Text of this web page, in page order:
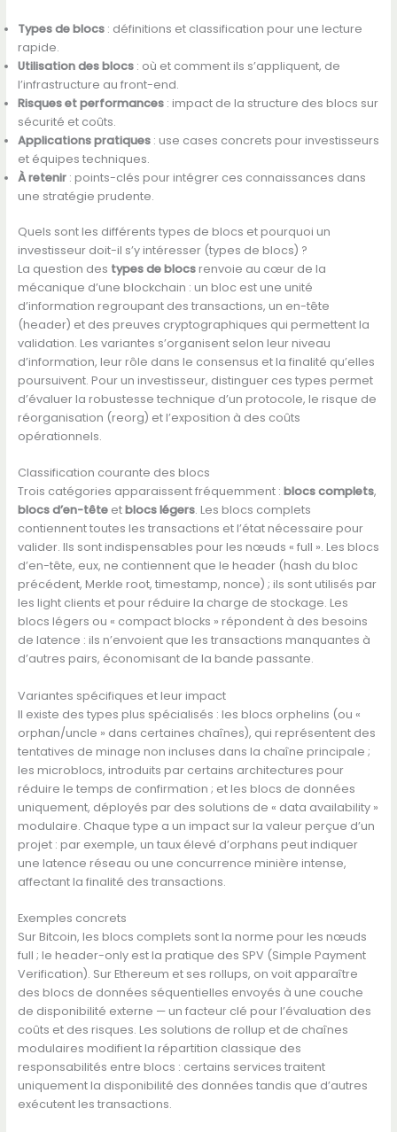
Types de blocs: définitions et classification pour une lecture
rapide.
Utilisation des blocs: où et comment ils s’appliquent, de
l’infrastructure au front-end.
Risques et performances: impact de la structure des blocs sur
sécurité et coûts.
Applications pratiques: use cases concrets pour investisseurs
et équipes techniques.
À retenir: points-clés pour intégrer ces connaissances dans
une stratégie prudente.
Quels sont les différents types de blocs et pourquoi un
investisseur doit-il s’y intéresser (types de blocs) ?
La question des types de blocsrenvoie au cœur de la
mécanique d’une blockchain : un bloc est une unité
d’information regroupant des transactions, un en-tête
(header) et des preuves cryptographiques qui permettent la
validation. Les variantes s’organisent selon leur niveau
d’information, leur rôle dans le consensus et la finalité qu’elles
poursuivent. Pour un investisseur, distinguer ces types permet
d’évaluer la robustesse technique d’un protocole, le risque de
réorganisation (reorg) et l’exposition à des coûts
opérationnels.
Classification courante des blocs
Trois catégories apparaissent fréquemment : blocs complets,
blocs d’en-têteetblocs légers. Les blocs complets
contiennent toutes les transactions et l’état nécessaire pour
valider. Ils sont indispensables pour les nœuds « full ». Les blocs
d’en-tête, eux, ne contiennent que le header (hash du bloc
précédent, Merkle root, timestamp, nonce) ; ils sont utilisés par
les light clients et pour réduire la charge de stockage. Les
blocs légers ou « compact blocks » répondent à des besoins
de latence : ils n’envoient que les transactions manquantes à
d’autres pairs, économisant de la bande passante.
Variantes spécifiques et leur impact
Il existe des types plus spécialisés : les blocs orphelins (ou «
orphan/uncle » dans certaines chaînes), qui représentent des
tentatives de minage non incluses dans la chaîne principale ;
les microblocs, introduits par certains architectures pour
réduire le temps de confirmation ; et les blocs de données
uniquement, déployés par des solutions de « data availability »
modulaire. Chaque type a un impact sur la valeur perçue d’un
projet : par exemple, un taux élevé d’orphans peut indiquer
une latence réseau ou une concurrence minière intense,
affectant la finalité des transactions.
Exemples concrets
Sur Bitcoin, les blocs complets sont la norme pour les nœuds
full ; le header-only est la pratique des SPV (Simple Payment
Verification). Sur Ethereum et ses rollups, on voit apparaître
des blocs de données séquentielles envoyés à une couche
de disponibilité externe — un facteur clé pour l’évaluation des
coûts et des risques. Les solutions de rollup et de chaînes
modulaires modifient la répartition classique des
responsabilités entre blocs : certains services traitent
uniquement la disponibilité des données tandis que d’autres
exécutent les transactions.